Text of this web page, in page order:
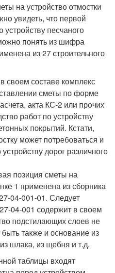
на устройство отмостки
увидеть, что первой
песчаного
понять из шифра
из 27 строительного
своем составе комплекс
сметы по форме
акта КС-2 или прочих
работ по устройству
покрытий. Кстати,
может потребоваться и
дорог различного
позиция сметы на
1 применена из сборника
04-001-01. Следует
04-001 содержит в своем
подстилающих слоев не
также и основание из
шлака, из щебня и т.д.
таблицы входят